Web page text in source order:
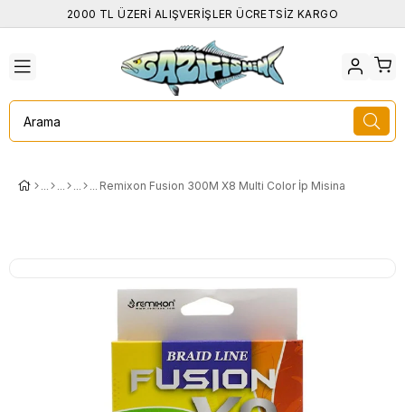
2000 TL ÜZERİ ALIŞVERİŞLER ÜCRETSİZ KARGO
Remixon Fusion 300M X8 Multi Color İp Misina